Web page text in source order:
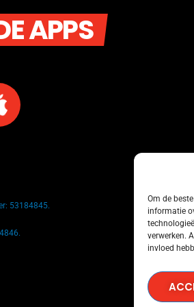
Om de
informatie
verwerken.
invloed
APPS
53184845.